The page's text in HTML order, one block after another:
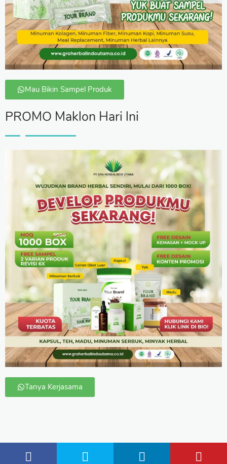
Mau Bikin Sampel Produk
PROMO Maklon Hari lni
Tanya Kerjasama